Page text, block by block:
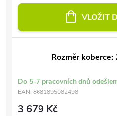
VLOŽIT
Rozměr
Do 5-7 pracovních dnů
EAN: 8681895082498
3 679 Kč